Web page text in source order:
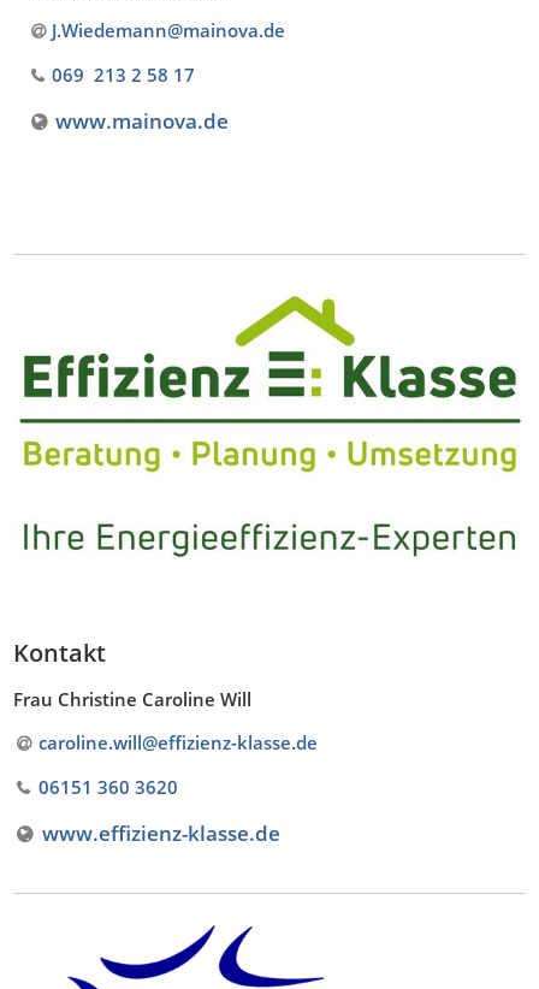
J.Wiedemann@mainova.de
069 213 2 58 17
www.mainova.de
Kontakt
Frau Christine Caroline Will
caroline.will@effizienz-klasse.de
06151 360 3620
www.effizienz-klasse.de